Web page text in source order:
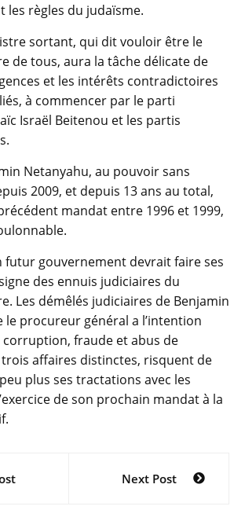
les règles du judaïsme.
sortant, qui dit vouloir être le
de tous, aura la tâche délicate de
et les intérêts contradictoires
à commencer par le parti
Israël Beitenou et les partis
Netanyahu, au pouvoir sans
2009, et depuis 13 ans au total,
mandat entre 1996 et 1999,
futur gouvernement devrait faire ses
des ennuis judiciaires du
Les démêlés judiciaires de Benjamin
le procureur général a l’intention
corruption, fraude et abus de
affaires distinctes, risquent de
plus ses tractations avec les
de son prochain mandat à la
Next Post